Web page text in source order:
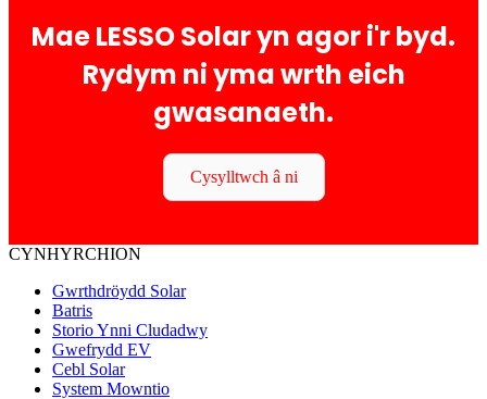
Mae LESSO Solar yn agor i'r byd.
Rydym ni yma wrth eich
gwasanaeth.
Cysylltwch â ni
CYNHYRCHION
Gwrthdröydd Solar
Batris
Storio Ynni Cludadwy
Gwefrydd EV
Cebl Solar
System Mowntio